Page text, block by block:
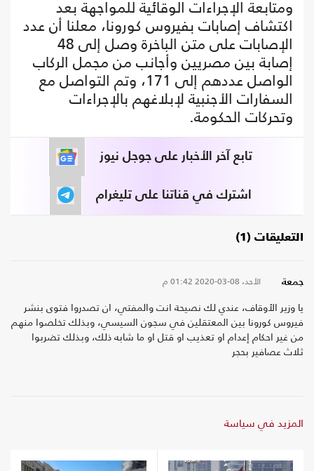
ومتابعة الإجراءات الوقائية للمواجهة بعد
اكتشاف إصابات بفيروس كورونا، معلنا أن عدد
الإصابات على متن الباخرة وصل إلى 48
إصابة بين مصريين وأجانب من مجمل الركاب
الواصل عددهم إلى 171، وتم التواصل مع
السفارات الأجنبية لإبلاغهم بالإجراءات
وتحركات الحكومة.
تابع آخر الأخبار على جوجل نيوز
اشترك في قناتنا على تليغرام
التعليقات (1)
جمعة الأحد، 08-03-2020 01:42 م
يا وزير الأوقاف، عندي لك نصيحة انت والمفتي، ان تصدروا فتوى بنشر
فيروس كورونا بين المعتقلين في سجون السيسي، وبذلك تخلصوا منهم
من غير احكام إعدام او تعذيب او قتل او ما شابه ذلك، وبذلك تضربوا
ثلاث عصافير بحجر
المزيد في سياسة